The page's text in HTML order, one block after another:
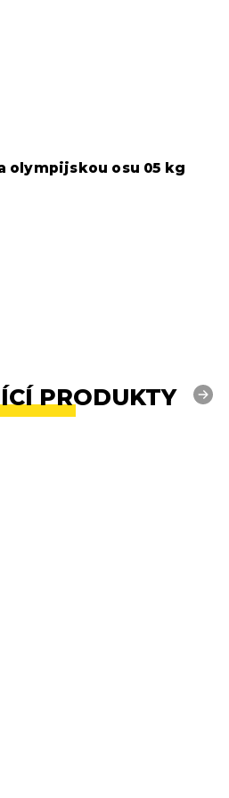
olympijskou osu 05 kg
PRODUKTY Next